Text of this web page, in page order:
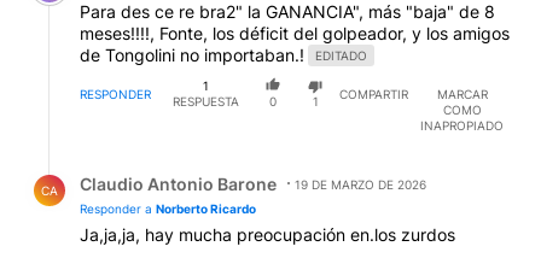
Para des ce re bra2" la GANANCIA", más "baja" de 8
meses!!!!, Fonte, los déficit del golpeador, y los amigos
de Tongolini no importaban.!
EDITADO
RESPONDER
1
RESPUESTA
0 1
COMPARTIR
MARCAR
COMO
INAPROPIADO
CA Claudio Antonio Barone
19 DE MARZO DE 2026
Responder a Norberto Ricardo
Ja,ja,ja, hay mucha preocupación en.los zurdos